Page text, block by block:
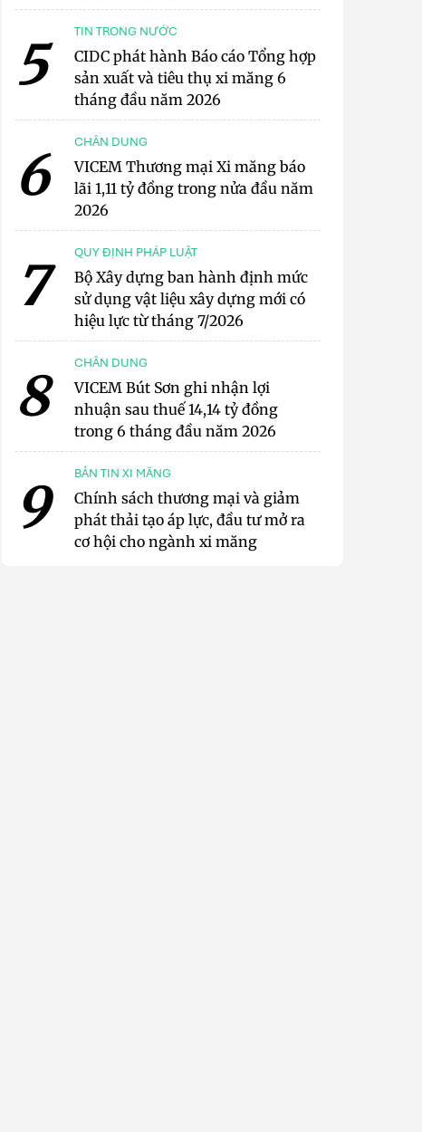
5 TIN TRONG NƯỚC
CIDC phát hành Báo cáo Tổng hợp
sản xuất và tiêu thụ xi măng 6
tháng đầu năm 2026
6 CHÂN DUNG
VICEM Thương mại Xi măng báo
lãi 1,11 tỷ đồng trong nửa đầu năm
2026
7 QUY ĐỊNH PHÁP LUẬT
Bộ Xây dựng ban hành định mức
sử dụng vật liệu xây dựng mới có
hiệu lực từ tháng 7/2026
8 CHÂN DUNG
VICEM Bút Sơn ghi nhận lợi
nhuận sau thuế 14,14 tỷ đồng
trong 6 tháng đầu năm 2026
9 BẢN TIN XI MĂNG
Chính sách thương mại và giảm
phát thải tạo áp lực, đầu tư mở ra
cơ hội cho ngành xi măng